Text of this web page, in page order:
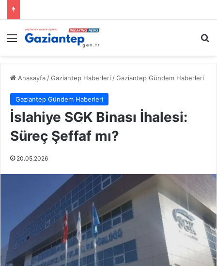
Menü
Anasayfa /Gaziantep Haberleri /Gaziantep Gündem Haberleri
Gaziantep Gündem Haberleri
İslahiye SGK Binası İhalesi:
Süreç Şeffaf mı?
20.05.2026